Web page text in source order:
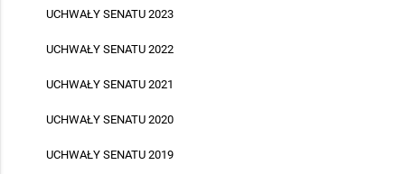
UCHWAŁY SENATU 2023
UCHWAŁY SENATU 2022
UCHWAŁY SENATU 2021
UCHWAŁY SENATU 2020
UCHWAŁY SENATU 2019